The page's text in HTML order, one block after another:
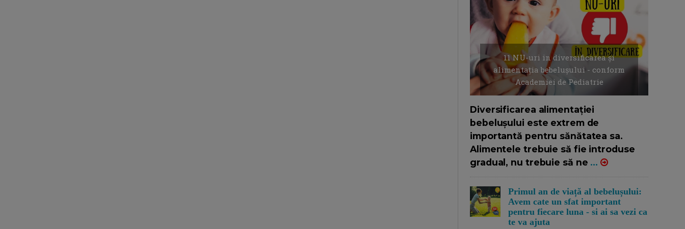
11 NU-uri in diversificarea și
alimentația bebelușului - conform
Academiei de Pediatrie
Diversificarea alimentației
bebelușului este extrem de
importantă pentru sănătatea sa.
Alimentele trebuie să fie introduse
gradual, nu trebuie să ne ...
Primul an de viață al bebelușului:
Avem cate un sfat important
pentru fiecare luna - si ai sa vezi ca
te va ajuta